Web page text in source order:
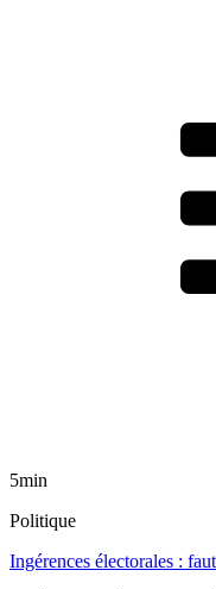
5min
Politique
Ingérences électorales :